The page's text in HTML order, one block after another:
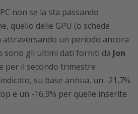
non se la sta passando
quello delle GPU (o schede
attraversando un periodo ancora
sono gli ultimi dati forniti da Jon
per il secondo trimestre
su base annua, un -21,7%
e un -16,9% per quelle inserite